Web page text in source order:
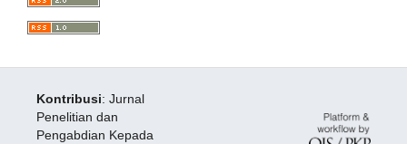
Kontribusi: Jurnal
Penelitian dan
Pengabdian Kepada